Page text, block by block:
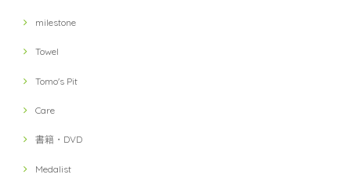
milestone
Towel
Tomo's Pit
Care
書籍・DVD
Medalist